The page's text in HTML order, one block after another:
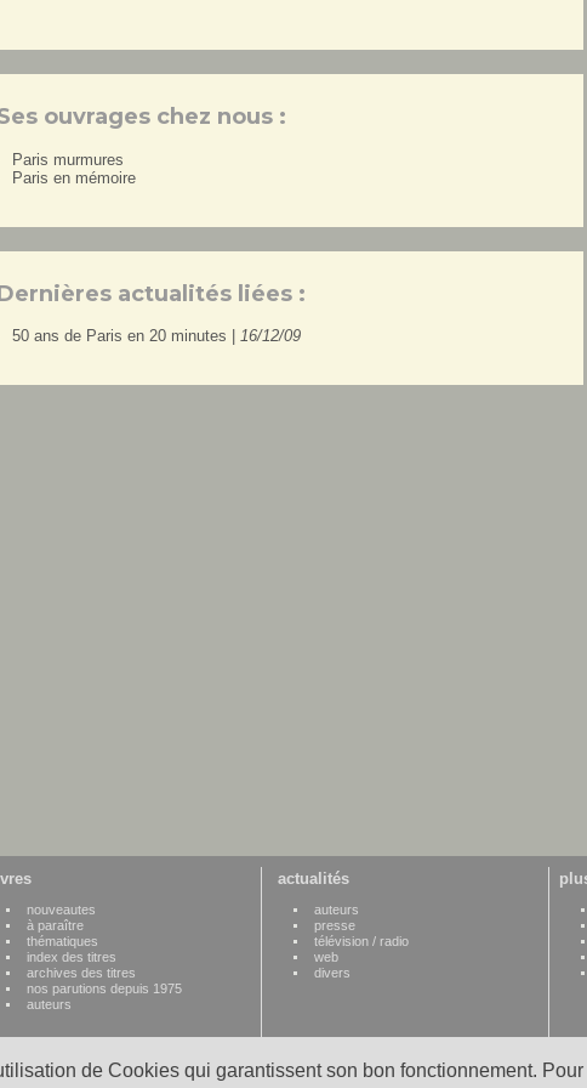
de Cookies qui garantissent son bon fonctionnement. Pour
ouvrages chez nous :
Paris murmures
Paris en mémoire
actualités liées :
50 ans de Paris en 20 minutes | 16/12/09
nouveautes
à paraître
thématiques
index des titres
archives des titres
nos parutions depuis 1975
auteurs
actualités
auteurs
presse
télévision / radio
web
divers